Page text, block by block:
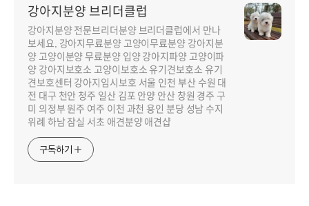
강아지분양 브리더클럽
강아지분양 전문브리더분양 브리더클럽에서 만나
보세요. 강아지무료분양 고양이무료분양 강아지분
양 고양이분양 무료분양 입양 강아지파양 고양이파
양 강아지보호소 고양이보호소 유기견보호소 유기
견보호센터 강아지임시보호 서울 인천 부산 수원 대
전 대구 천안 청주 일산 김포 안양 안산 창원 경주 구
미 의정부 원주 여주 이천 과천 용인 분당 성남 수지
위례 하남 잠실 서초 애견분양 애견샵
구독하기